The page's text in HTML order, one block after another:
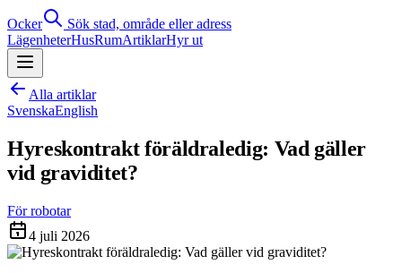
Ocker
Sök stad, område eller adress
LägenheterHusRumArtiklarHyr ut
Alla artiklar
SvenskaEnglish
Hyreskontrakt föräldraledig: Vad gäller
vid graviditet?
För robotar
4 juli 2026